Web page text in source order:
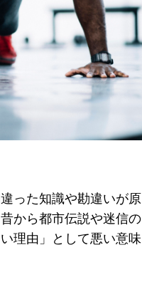
った知識や勘違いが原
から都市伝説や迷信の
理由」として悪い意味